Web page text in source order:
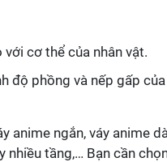
với cơ thể của nhân vật.
độ phồng và nếp gấp của
anime ngắn, váy anime
nhiều tầng,… Bạn cần